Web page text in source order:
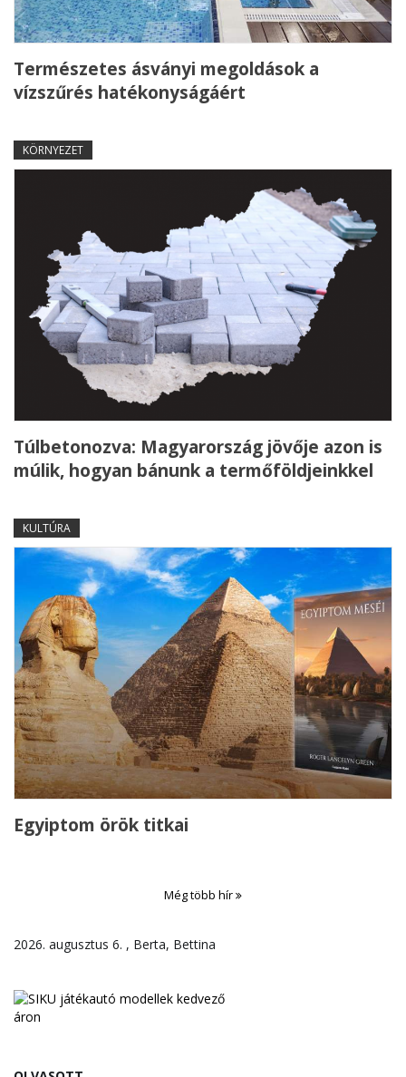
Természetes ásványi megoldások a
vízszűrés hatékonyságáért
KÖRNYEZET
Túlbetonozva: Magyarország jövője azon is
múlik, hogyan bánunk a termőföldjeinkkel
KULTÚRA
Egyiptom örök titkai
Még több hír
2026. augusztus 6. , Berta, Bettina